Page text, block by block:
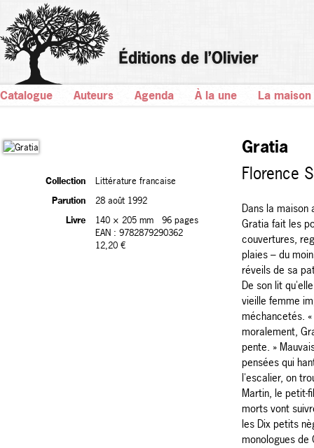
Catalogue Auteurs Agenda À la une La maison
Collection
Littérature francaise
Parution
28 août 1992
Livre
140 × 205 mm
96 pages
EAN : 9782879290362
12,20 €
Gratia
Florence
Dans la maison
Gratia fait les
couvertures,
plaies – du
réveils de sa
De son lit
vieille femme
méchancetés.
moralement,
pente. »
pensées qui
l'escalier, on
Martin, le petit-
morts vont
les Dix petits
monologues de